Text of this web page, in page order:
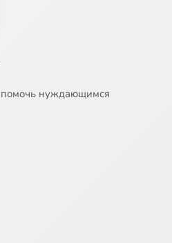
помочь нуждающимся